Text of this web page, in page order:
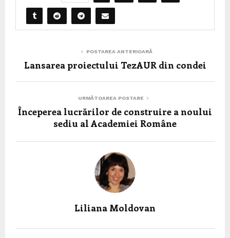
POSTAREA ANTERIOARĂ
Lansarea proiectului TezAUR din condei
URMĂTOAREA POSTARE
Începerea lucrărilor de construire a noului
sediu al Academiei Române
Liliana Moldovan